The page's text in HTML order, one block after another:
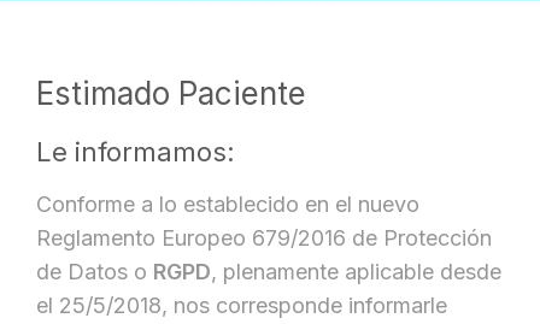
CLÍNICA
GALERÍA
BLOG
CONTACTO
Estimado Paciente
Le informamos:
Conforme a lo establecido en el nuevo
Reglamento Europeo 679/2016 de Protección
de Datos o RGPD, plenamente aplicable desde
el 25/5/2018, nos corresponde informarle